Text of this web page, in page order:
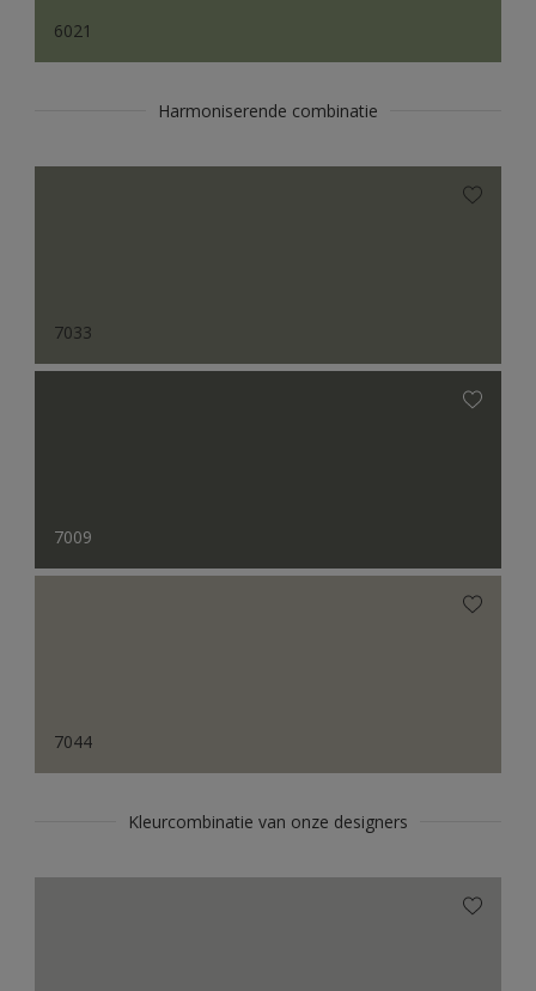
6021
Harmoniserende combinatie
7033
7009
7044
Kleurcombinatie van onze designers